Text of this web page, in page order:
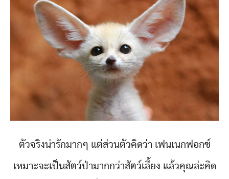
ตัวจริงน่ารักมากๆ แต่ส่วนตัวคิดว่า เฟนเนกฟอกซ์
เหมาะจะเป็นสัตว์ป่ามากกว่าสัตว์เลี้ยง แล้วคุณล่ะคิด